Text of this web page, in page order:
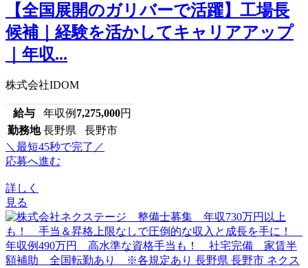
【全国展開のガリバーで活躍】工場長
候補｜経験を活かしてキャリアアップ
｜年収...
株式会社IDOM
給与 年収例 7,275,000円
勤務地 長野県 長野市
＼最短45秒で完了／
応募へ進む
詳しく
見る